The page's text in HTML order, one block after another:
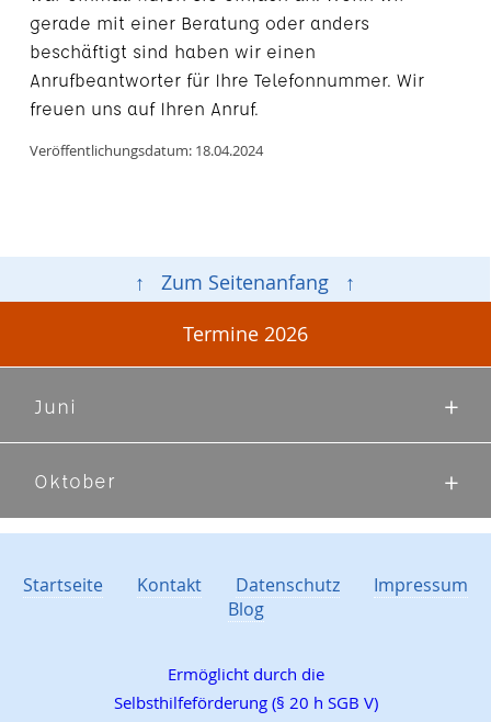
gerade mit einer Beratung oder anders
beschäftigt sind haben wir einen
Anrufbeantworter für Ihre Telefonnummer. Wir
freuen uns auf Ihren Anruf.
Veröffentlichungsdatum: 18.04.2024
↑ Zum Seitenanfang ↑
Termine 2026
Juni
Oktober
Startseite Kontakt Datenschutz
Impressum
Blog
Ermöglicht durch die
Selbsthilfeförderung (§ 20 h SGB V)